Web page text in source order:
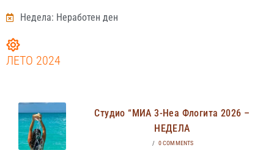
Недела: Неработен ден
ЛЕТО 2024
Студио “МИА 3-Неа Флогита 2026 –
НЕДЕЛА
/ 0 COMMENTS